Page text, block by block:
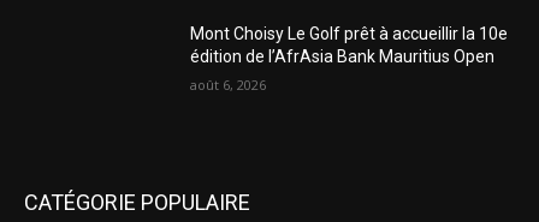
Mont Choisy Le Golf prêt à accueillir la 10e
édition de l’AfrAsia Bank Mauritius Open
août 6, 2026
CATÉGORIE POPULAIRE